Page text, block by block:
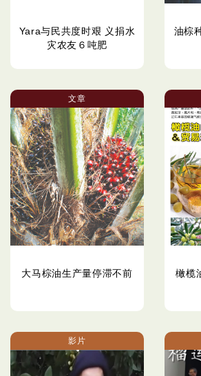
Yara与民共度时艰 义捐水
灾农友６吨肥
油棕
文章
大马棕油生产量停滞不前
橄榄
影片